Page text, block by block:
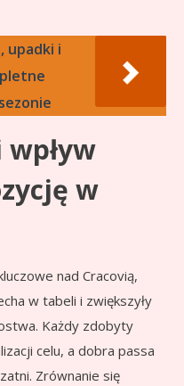
upadki i
w
nad Cracovią,
w tabeli i zwiększyły
Każdy zdobyty
celu, a dobra passa
Zrównanie się